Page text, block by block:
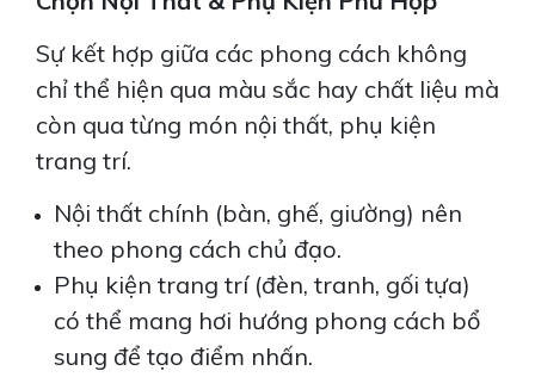
Sự kết hợp giữa các phong cách không
chỉ thể hiện qua màu sắc hay chất liệu mà
còn qua từng món nội thất, phụ kiện
trang trí.
Nội thất chính (bàn, ghế, giường) nên
theo phong cách chủ đạo.
Phụ kiện trang trí (đèn, tranh, gối tựa)
có thể mang hơi hướng phong cách bổ
sung để tạo điểm nhấn.
TRẢI NGHIỆM TẬN HƯỞNG TRỌN VẸN
Xem Thêm